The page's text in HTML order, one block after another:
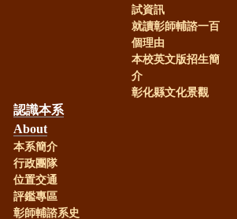
試資訊
就讀彰師輔諮一百
個理由
本校英文版招生簡
介
彰化縣文化景觀
認識本系
About
本系簡介
行政團隊
位置交通
評鑑專區
彰師輔諮系史